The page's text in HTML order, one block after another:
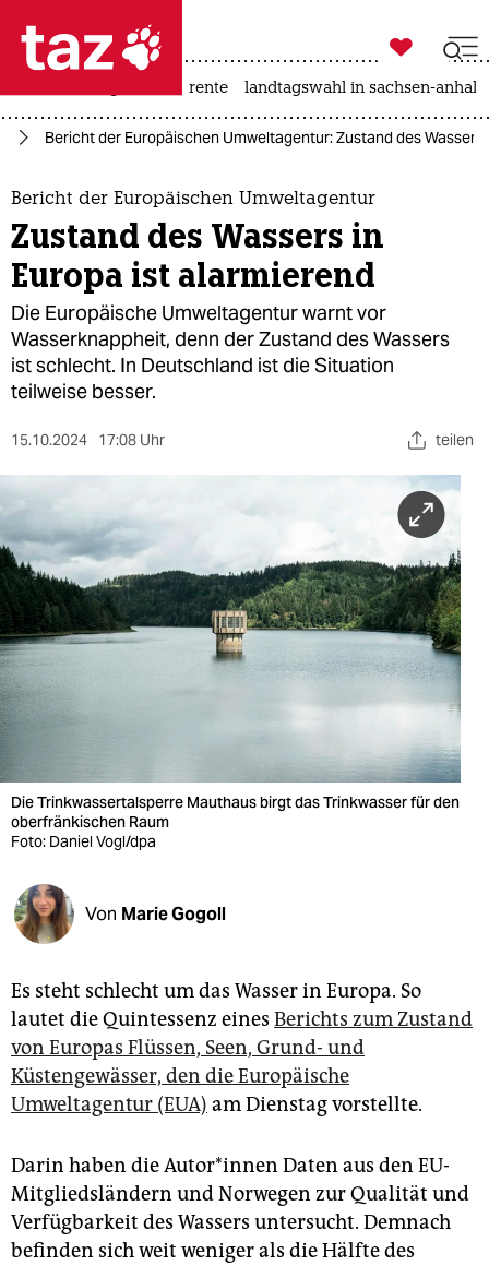
 taz zahl ich
taz zahl ich
themen
politik
öko
gesellschaft
kultur
sport
berlin
nord
wahrheit
verlag
verlag
veranstaltungen
shop
fragen & hilfe
unterstützen
abo
genossenschaft
epaper login

taz zahl ich
rente landtagswahl in sachsen-anhalt
Bericht der Europäischen Umweltagentur: Zustand des
Bericht der Europäischen Umweltagentur
Zustand des Wassers in
Europa ist alarmierend
Die Europäische Umweltagentur warnt vor
Wasserknappheit, denn der Zustand des Wassers
ist schlecht. In Deutschland ist die Situation
teilweise besser.
15.10.2024 17:08 Uhr teilen
Die Trinkwassertalsperre Mauthaus birgt das Trinkwasser für den
oberfränkischen Raum
Foto: Daniel Vogl/dpa
Von Marie Gogoll
Es steht schlecht um das Wasser in Europa. So
lautet die Quintessenz eines Berichts zum Zustand
von Europas Flüssen, Seen, Grund- und
Küstengewässer, den die Europäische
Umweltagentur (EUA) am Dienstag vorstellte.
Darin haben die Auto­r*in­nen Daten aus den EU-
Mitgliedsländern und Norwegen zur Qualität und
Verfügbarkeit des Wassers untersucht. Demnach
befinden sich weit weniger als die Hälfte des